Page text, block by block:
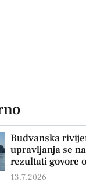
Budvanska
upravljanja se
rezultati govore
13.7.2026